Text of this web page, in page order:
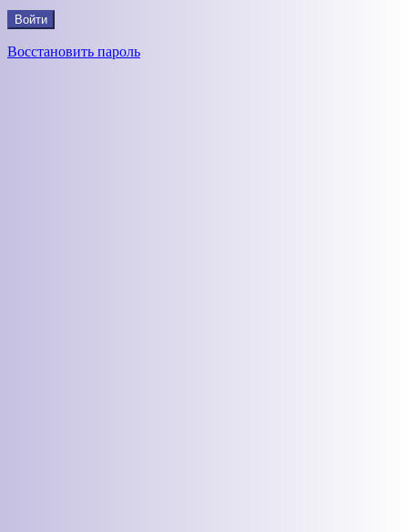
Восстановить пароль